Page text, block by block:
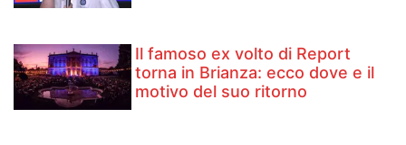
Il famoso ex volto di Report
torna in Brianza: ecco dove e il
motivo del suo ritorno